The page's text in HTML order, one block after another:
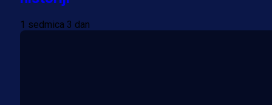
1 sedmica 3 dan